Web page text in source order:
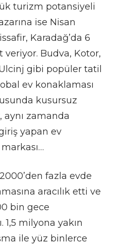
turizm potansiyeli
ise Nisan
Karadağ’da 6
Budva, Kotor,
gibi popüler tatil
ev konaklaması
kusursuz
zamanda
yapan ev
fazla evde
aracılık etti ve
bin gece
1,5 milyona yakın
ile yüz binlerce